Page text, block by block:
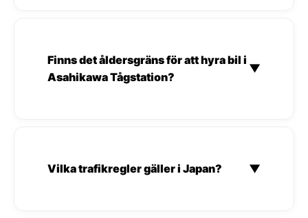
Finns det åldersgräns för att hyra bil i
Asahikawa Tågstation?
▼
Vilka trafikregler gäller i Japan? ▼